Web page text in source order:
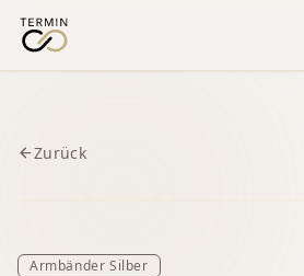
Zurück
Armbänder Silber